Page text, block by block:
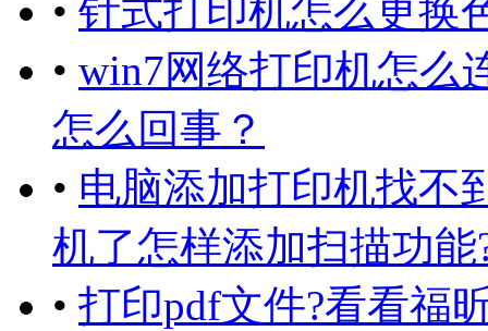
• 针式打印机怎么更换
• win7网络打印机怎么
怎么回事？
• 电脑添加打印机找不
机了怎样添加扫描功能
• 打印pdf文件?看看福